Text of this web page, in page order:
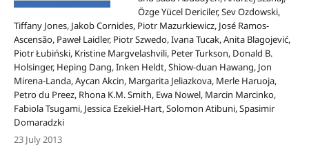
Özge Yücel Dericiler, Sev Ozdowski,
Tiffany Jones, Jakob Cornides, Piotr Mazurkiewicz, José Ramos-
Ascensão, Paweł Laidler, Piotr Szwedo, Ivana Tucak, Anita Blagojević,
Piotr Łubiński, Kristine Margvelashvili, Peter Turkson, Donald B.
Holsinger, Heping Dang, Inken Heldt, Shiow-duan Hawang, Jon
Mirena-Landa, Aycan Akcin, Margarita Jeliazkova, Merle Haruoja,
Petro du Preez, Rhona K.M. Smith, Ewa Nowel, Marcin Marcinko,
Fabiola Tsugami, Jessica Ezekiel-Hart, Solomon Atibuni, Spasimir
Domaradzki
23 July 2013